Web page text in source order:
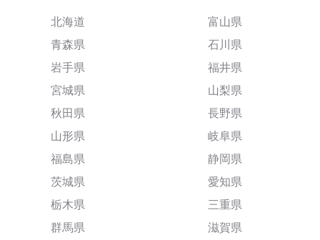
北海道
青森県
岩手県
宮城県
秋田県
山形県
福島県
茨城県
栃木県
群馬県
富山県
石川県
福井県
山梨県
長野県
岐阜県
静岡県
愛知県
三重県
滋賀県